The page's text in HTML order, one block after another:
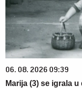
06. 08. 2026 09:39
Marija (3) se igrala